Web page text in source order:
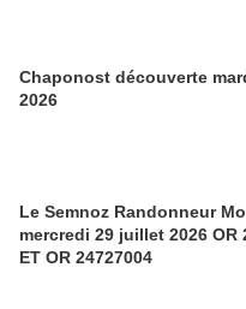
Chaponost découverte mardi 4 aout
2026
Le Semnoz Randonneur Montagne
mercredi 29 juillet 2026 OR 24537871
ET OR 24727004